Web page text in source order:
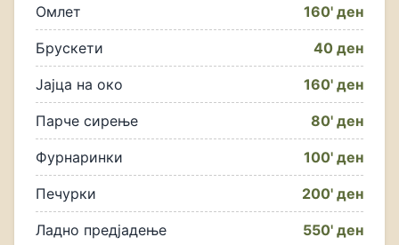
Омлет 160' ден
Брускети 40 ден
Јајца на око 160' ден
Парче сирење 80' ден
Фурнаринки 100' ден
Печурки 200' ден
Ладно предјадење 550' ден